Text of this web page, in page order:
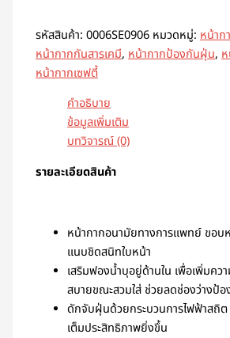
รหัสสินค้า:0006SE0906 หมวดหมู่:หน้าก
หน้ากากกันสารเคมี,หน้ากากป้องกันฝุ่น,
หน้ากากเซฟตี้
คำอธิบาย
ข้อมูลเพิ่มเติม
บทวิจารณ์ (0)
รายละเอียดสินค้า
หน้ากากอนามัยทางการแพทย์ ขอ
แนบชิดสนิทใบหน้า
เสริมฟองน้ำบุอยู่ด้านใน เพื่อเพิ่มคว
สบายขณะสวมใส่ ช่วยลดช่องว่างป้อ
ดักจับฝุ่นด้วยกระบวนการไฟฟ้าสถิต
เต็มประสิทธิภาพยิ่งขึ้น